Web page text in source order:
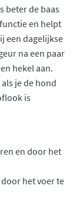
beter de baas
en helpt
een dagelijkse
na een paar
hekel aan.
je de hond
is
en door het
het voer te